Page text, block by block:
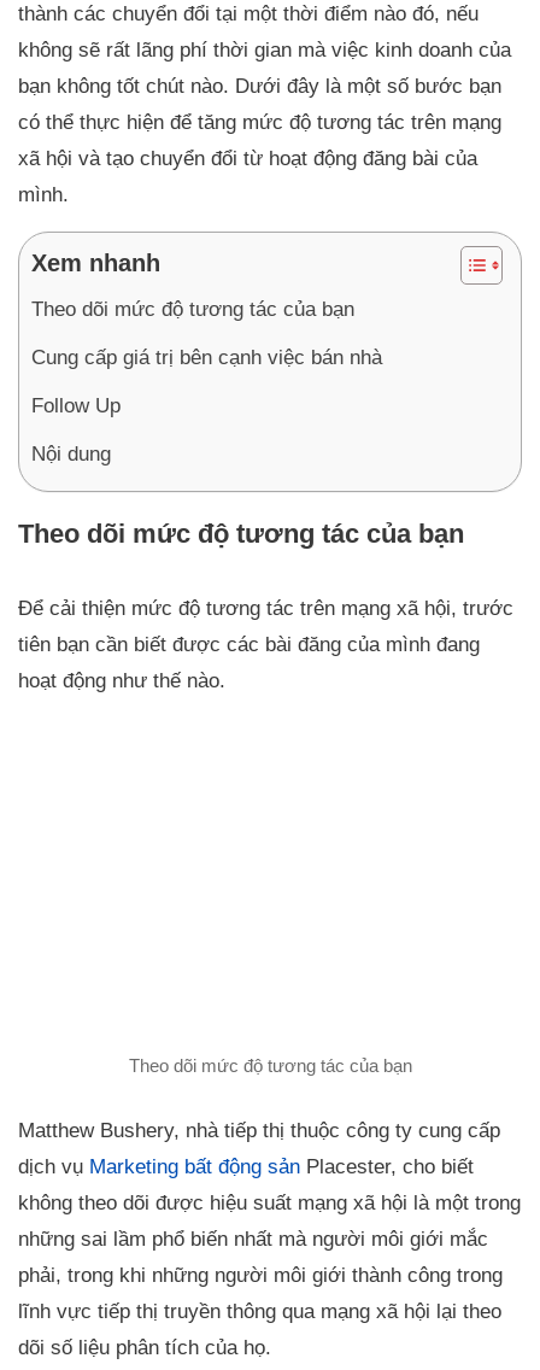
thành các chuyển đổi tại một thời điểm nào đó, nếu
không sẽ rất lãng phí thời gian mà việc kinh doanh của
bạn không tốt chút nào. Dưới đây là một số bước bạn
có thể thực hiện để tăng mức độ tương tác trên mạng
xã hội và tạo chuyển đổi từ hoạt động đăng bài của
mình.
Xem nhanh
Theo dõi mức độ tương tác của bạn
Cung cấp giá trị bên cạnh việc bán nhà
Follow Up
Nội dung
Theo dõi mức độ tương tác của bạn
Để cải thiện mức độ tương tác trên mạng xã hội, trước
tiên bạn cần biết được các bài đăng của mình đang
hoạt động như thế nào.
Theo dõi mức độ tương tác của bạn
Matthew Bushery, nhà tiếp thị thuộc công ty cung cấp
dịch vụ Marketing bất động sản Placester, cho biết
không theo dõi được hiệu suất mạng xã hội là một trong
những sai lầm phổ biến nhất mà người môi giới mắc
phải, trong khi những người môi giới thành công trong
lĩnh vực tiếp thị truyền thông qua mạng xã hội lại theo
dõi số liệu phân tích của họ.